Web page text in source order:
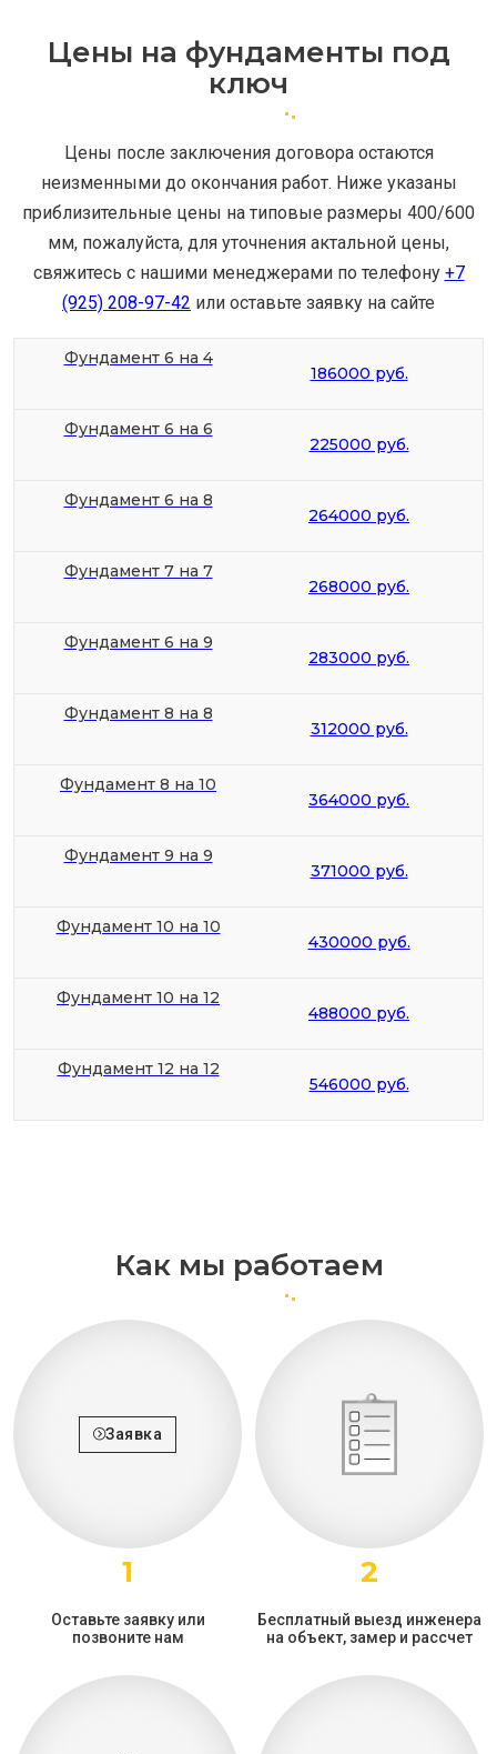
Цены на фундаменты под
ключ
Цены после заключения договора остаются
неизменными до окончания работ. Ниже указаны
приблизительные цены на типовые размеры 400/600
мм, пожалуйста, для уточнения актальной цены,
свяжитесь с нашими менеджерами по телефону +7
(925) 208-97-42 или оставьте заявку на сайте
Фундамент 6 на 4
186000 руб.
Фундамент 6 на 6
225000 руб.
Фундамент 6 на 8
264000 руб.
Фундамент 7 на 7
268000 руб.
Фундамент 6 на 9
283000 руб.
Фундамент 8 на 8
312000 руб.
Фундамент 8 на 10
364000 руб.
Фундамент 9 на 9
371000 руб.
Фундамент 10 на 10
430000 руб.
Фундамент 10 на 12
488000 руб.
Фундамент 12 на 12
546000 руб.
Как мы работаем
Заявка
1
Оставьте заявку или
позвоните нам
2
Бесплатный выезд инженера
на объект, замер и рассчет